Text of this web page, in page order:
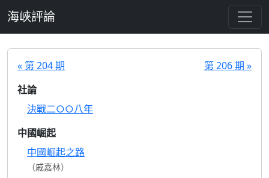
海峽評論
« 第 204 期
第 206 期 »
社論
決戰二○○八年
中國崛起
中國崛起之路
（戚嘉林）